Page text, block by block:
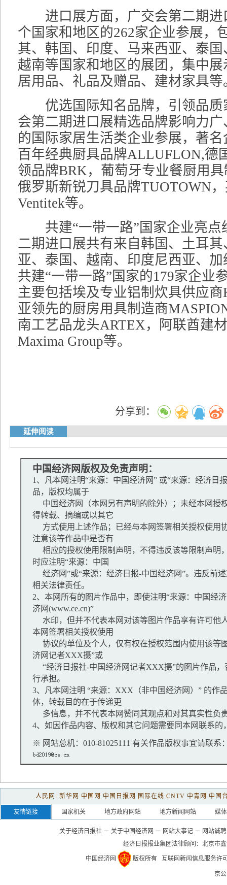
进口展方面，广交会第二期进
个国家和地区的262家企业参展，
其、韩国、印度、马来西亚、泰
越南等国家和地区的展团，集中
居用品、礼品及赠品、建材家具等
优选国际知名品牌，引领品质
会第二期进口展精选品牌影响力
的国际家居生活类企业参展，著
百年经典厨具品牌ALLUFLON,德
领品牌BRK，葡萄牙专业餐厨用具
俄罗斯新锐刀具品牌TUOTOWN
Ventitek等。
共建“一带一路”国家企业亮点
二期进口展共有来自韩国、土耳
亚、泰国、越南、印度尼西亚、
共建“一带一路”国家的179家企业
主要包括埃及专业铝制炊具供应
亚领先的厨房用具制造商
南工艺品龙头ARTEX，阿联酋建
Maxima Group等。
分享到：
延伸阅读
中国经济网版权及免责声明：
1、凡本网注明“来源：中国经济网” 或“来源：经济日
品，版权均属于
中国经济网（本网另有声明的除外）；未经本网授
得转载、摘编或以其它
方式使用上述作品；已经与本网签署相关授权使用
注意该等作品中是否有
相应的授权使用限制声明，不得违反该等限制声明
时应注明“来源：中国
经济网”或“来源：经济日报-中国经济网”。违反前
相关法律责任。
2、本网所有的图片作品中，即使注明“来源：中国经
济网(www.ce.cn)”
水印，但并不代表本网对该等图片作品享有许可他
本网签署相关授权使用
协议的单位及个人，仅有权在授权范围内使用该等
济网记者XXX摄”或
“经济日报社-中国经济网记者XXX摄”的图片作品，
行承担。
3、凡本网注明 “来源：XXX（非中国经济网）” 的作
体，转载目的在于传递更
多信息，并不代表本网赞同其观点和对其真实性负
4、如因作品内容、版权和其它问题需要同本网联系的
※ 网站总机：010-81025111 有关作品版权事宜请联系
人民网 新华网 中国网 中国日报网 国际在线 CNTV 中青网 中国
友情链接 国家机关 地方政府网站 地方新闻网站 媒
关于经济日报社 － 关于中国经济网 － 网站大事记 － 网站诚聘
经济日报报业集团法律顾问： 北京市
中国经济网 版权所有 互联网新闻信息服务许
京